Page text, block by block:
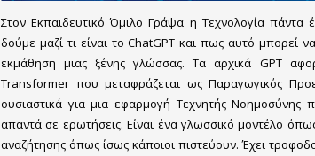
Στον Εκπαιδευτικό Όμιλο Γράψα η Τεχνολογία πάντα
δούμε μαζί τι είναι το ChatGPT και πως αυτό μπορεί
εκμάθηση μιας ξένης γλώσσας. Τα αρχικά GPT
Transformer που μεταφράζεται ως Παραγωγικός
ουσιαστικά για μια εφαρμογή Τεχνητής Νοημοσύνης
απαντά σε ερωτήσεις. Είναι ένα γλωσσικό μοντέλο
αναζήτησης όπως ίσως κάποιοι πιστεύουν. Έχει